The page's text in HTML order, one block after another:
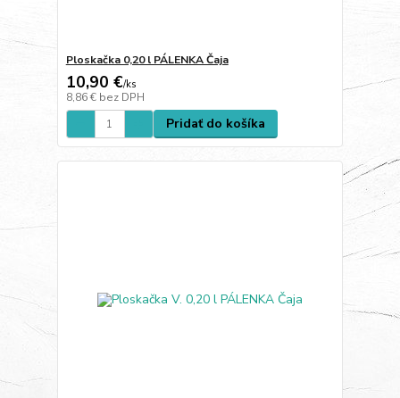
Ploskačka 0,20 l PÁLENKA Čaja
10,90 €/ks
8,86 € bez DPH
Pridať do košíka